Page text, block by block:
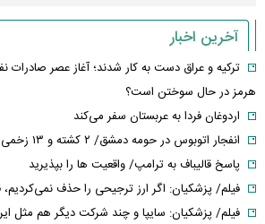
آخرین اخبار
ترکیه و عراق دست به کار شدند؛ آغاز عصر
هرمز در حال سوختن است؟
اردوغان فردا به عربستان سفر می‌کند
انفجار اتوبوس در حومه دمشق/ ۲ کشته و ۱۳ زخمی
پاسخ قالیباف به ترامپ/ واقعیت ها را بپذیرید
فیلم/ پزشکیان: اگر ارز ترجیحی را حذف
فیلم/ پزشکیان: سایپا و چند شرکت دیگر هم مثل